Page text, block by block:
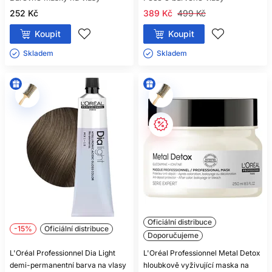
252 Kč
Koupit
Skladem ㅤ
499 Kč
389 Kč
Koupit
Skladem ㅤ
-15% Oficiální distribuce
L'Oréal Professionnel Dia Light
demi-permanentní barva na vlasy
Oficiální distribuce
Doporučujeme
L'Oréal Professionnel Metal Detox
hloubkově vyživující maska ​​na